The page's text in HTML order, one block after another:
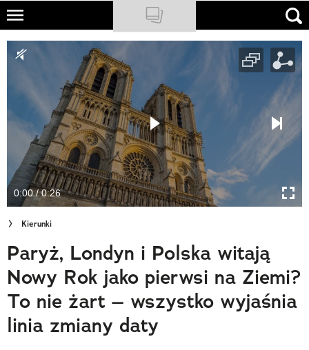
Skip
main
NATIONAL GEOGRAPHIC
PODCASTY
Sklep
Newsletter
Cuda Polski
Wielki Konkurs Fotograficzny
Trendbook Podróżniczy
Polecane
0:00 / 0:26
Kierunki
Paryż, Londyn i Polska witają
Nowy Rok jako pierwsi na Ziemi?
To nie żart – wszystko wyjaśnia
linia zmiany daty